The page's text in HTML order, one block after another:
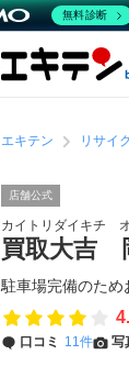
エキテン リサイ
店舗公式
カイトリダイキチ
買取大吉
駐車場完備のた
口コミ 11件 写
無料診断